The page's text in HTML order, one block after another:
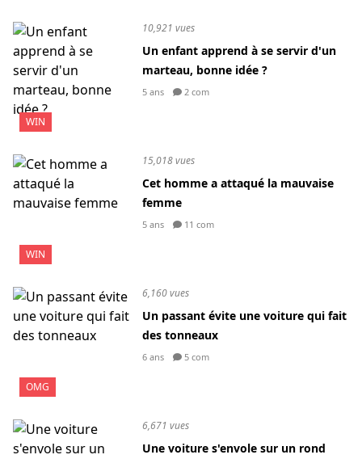
WIN
10,921 vues
Un enfant apprend à se servir d'un
marteau, bonne idée ?
5 ans 2 com
WIN
15,018 vues
Cet homme a attaqué la mauvaise
femme
5 ans 11 com
OMG
6,160 vues
Un passant évite une voiture qui fait
des tonneaux
6 ans 5 com
6,671 vues
Une voiture s'envole sur un rond